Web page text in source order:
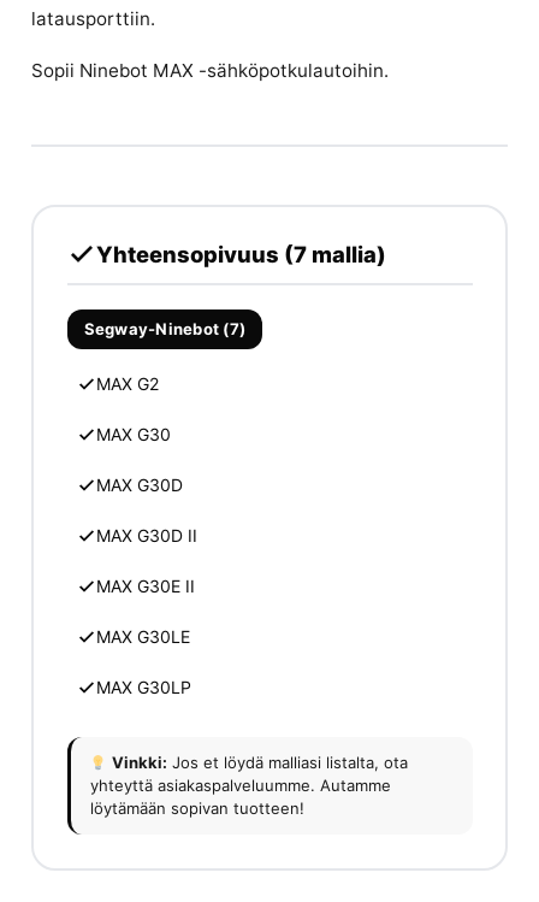
latausporttiin.
Sopii Ninebot MAX -sähköpotkulautoihin.
Yhteensopivuus (7 mallia)
Segway-Ninebot (7)
MAX G2
MAX G30
MAX G30D
MAX G30D II
MAX G30E II
MAX G30LE
MAX G30LP
Vinkki: Jos et löydä malliasi listalta, ota
yhteyttä asiakaspalveluumme. Autamme
löytämään sopivan tuotteen!